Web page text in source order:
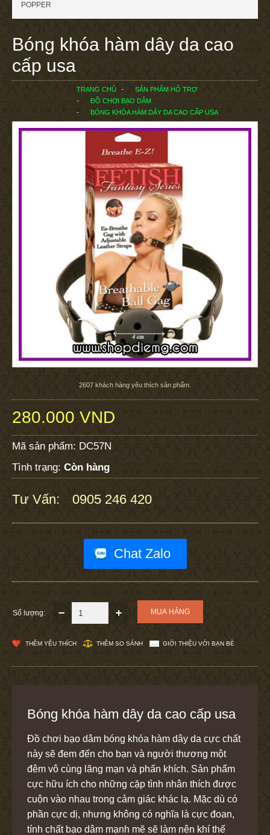
POPPER
Bóng khóa hàm dây da cao
cấp usa
TRANG CHỦ
SẢN PHẨM HỖ TRỢ
ĐỒ CHƠI BẠO DÂM
BÓNG KHÓA HÀM DÂY DA CAO CẤP USA
2607 khách hàng yêu thích sản phẩm.
280.000 VND
Mã sản phẩm: DC57N
Tình trạng: Còn hàng
Tư Vấn: 0905 246 420
Chat Zalo
Số lượng:
THÊM YÊU THÍCH THÊM SO SÁNH GIỚI THIỆU VỚI BẠN BÈ
Bóng khóa hàm dây da cao cấp usa
Đồ chơi bạo dâm bóng khóa hàm dây da cực chất
này sẽ đem đến cho bạn và người thương một
đêm vô cùng lãng mạn và phấn khích. Sản phẩm
cực hữu ích cho những cặp tình nhân thích được
cuộn vào nhau trong cảm giác khác lạ. Mặc dù có
phần cực dị, nhưng không có nghĩa là cực đoan,
tính chất bạo dâm mạnh mẽ sẽ làm nên khí thế